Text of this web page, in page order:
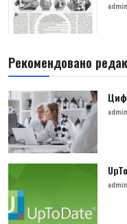
admin
Рекомендовано
admin
admin